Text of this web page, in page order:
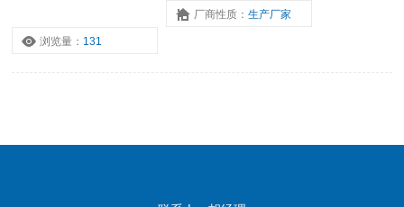
厂商性质： 生产厂家
浏览量： 131